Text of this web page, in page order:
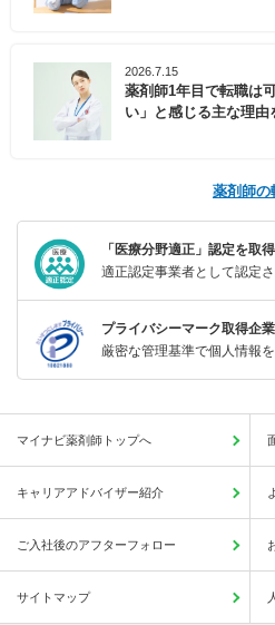
2026.7.15
薬剤師1年目で転職は
い」と感じる主な理由
薬剤師の
「医療分野適正」認定を取得
適正認定事業者として認定さ
プライバシーマーク取得企業
厳密な管理基準で個人情報を
マイナビ薬剤師トップへ
キャリアアドバイザー紹介
ご入社後のアフターフォロー
サイトマップ